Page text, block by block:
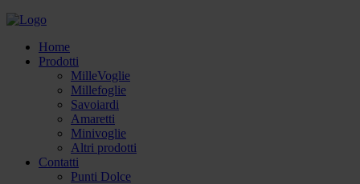
Home
Prodotti
MilleVoglie
Millefoglie
Savoiardi
Amaretti
Minivoglie
Altri prodotti
Contatti
Punti Dolce